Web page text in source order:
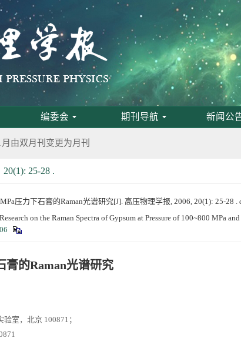
编委会 期刊导航 新闻公
委会招募启事
审稿人评选结果
实验技术培训班通知
由双月刊变更为月刊
研究专刊征稿启事
招募启事
审稿人和优秀论文评选结果
轮通知
议第一轮通知
会招募启事
20(1): 25-28 .
压力下石膏的Raman光谱研究[J]. 高压物理学报, 2006, 20(1): 25-28 .
on the Raman Spectra of Gypsum at Pressure of 100~800 MPa
膏的Raman光谱研究
室，北京 100871；